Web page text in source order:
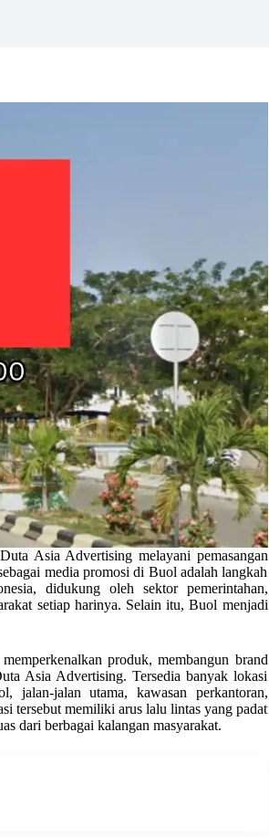
Asia Advertising melayani pemasangan
media promosi di Buol adalah langkah
didukung oleh sektor pemerintahan,
setiap harinya. Selain itu, Buol menjadi
produk, membangun brand
Asia Advertising. Tersedia banyak lokasi
jalan-jalan utama, kawasan perkantoran,
tersebut memiliki arus lalu lintas yang padat
dari berbagai kalangan masyarakat.